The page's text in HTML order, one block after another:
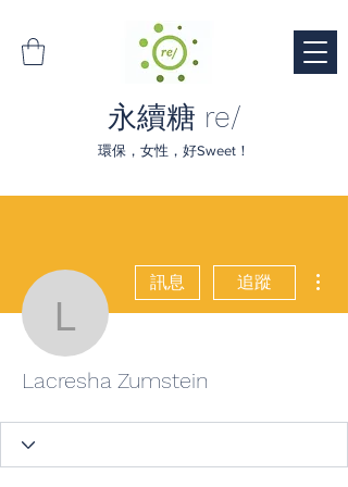
永續糖 re/
環保，女性，好Sweet！
Lacresha
訊息 追蹤
Lacresha Zumstein